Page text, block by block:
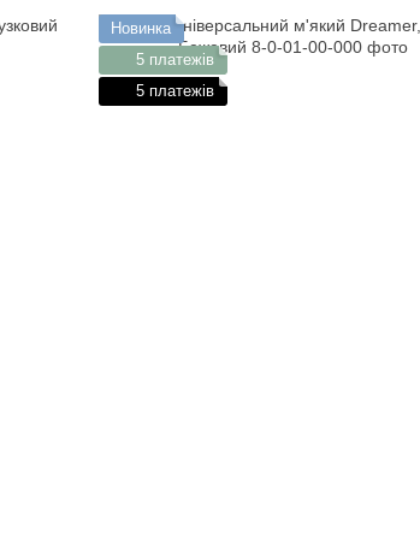
Новинка
5 платежів
5 платежів